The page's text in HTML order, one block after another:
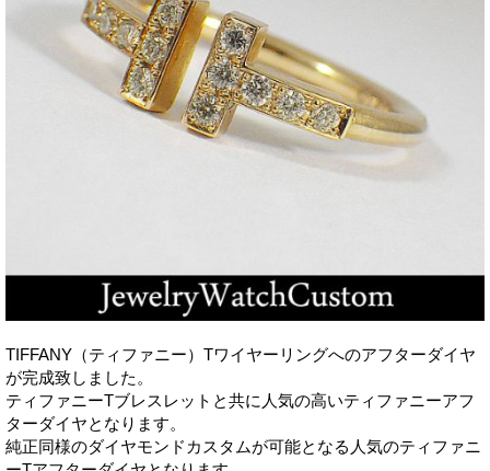
TIFFANY（ティファニー）Tワイヤーリングへのアフターダイヤ
が完成致しました。
ティファニーTブレスレットと共に人気の高いティファニーアフ
ターダイヤとなります。
純正同様のダイヤモンドカスタムが可能となる人気のティファニ